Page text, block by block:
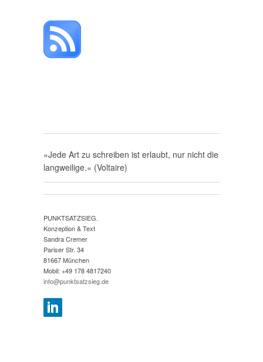
»Jede Art zu schreiben ist erlaubt, nur nicht die
langweilige.« (Voltaire)
PUNKTSATZSIEG.
Konzeption & Text
Sandra Cremer
Pariser Str. 34
81667 München
Mobil: +49 178 4817240
info@punktsatzsieg.de